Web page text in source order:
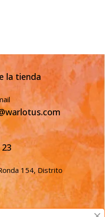
la tienda
154, Distrito